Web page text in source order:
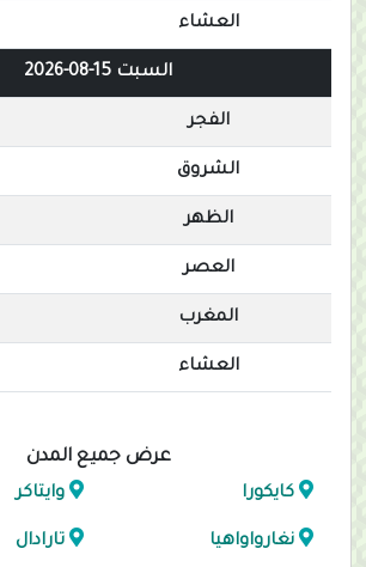
العشاء
السبت 15-08-2026
الفجر
الشروق
الظهر
العصر
المغرب
العشاء
عرض جميع المدن
كايكورا وايتاكر
نغارواواهيا تارادال